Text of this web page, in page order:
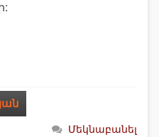
Մեկնաբանել